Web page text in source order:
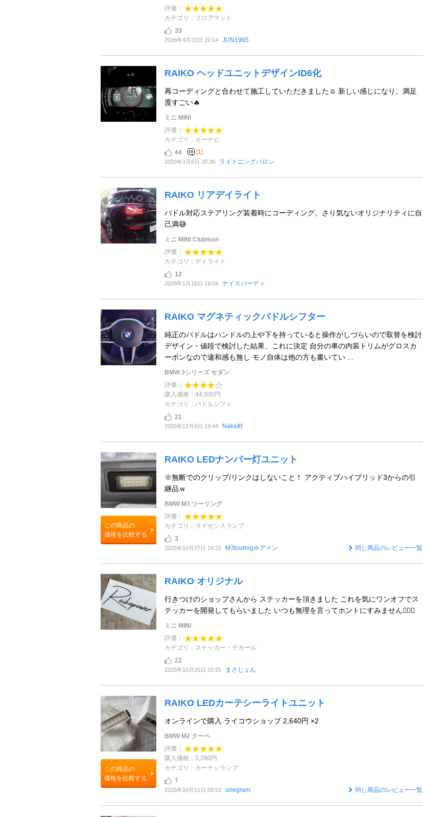
評価：
カテゴリ：フロアマット
33
2026年4月22日 20:14 JUN1965
RAIKO ヘッドユニットデザインID6化
再コーディングと合わせて施工していただきました☺️ 新しい感じになり、満足
度すごい🔥
ミニ MINI
評価：
カテゴリ：カーナビ
44
[1]
2026年3月6日 20:38 ライトニングバロン
RAIKO リアデイライト
パドル対応ステアリング装着時にコーディング。さり気ないオリジナリティに自
己満😅
ミニ MINI Clubman
評価：
カテゴリ：デイライト
12
2026年1月16日 19:04 ナイスバーディ
RAIKO マグネティックパドルシフター
純正のパドルはハンドルの上や下を持っていると操作がしづらいので取替を検討
デザイン・値段で検討した結果、これに決定 自分の車の内装トリムがグロスカ
ーボンなので違和感も無し モノ自体は他の方も書いてい ...
BMW 3シリーズ セダン
評価：
購入価格：44,000円
カテゴリ：パドルシフト
21
2025年12月6日 19:44 Naka村
この商品の
価格を比較する
RAIKO LEDナンバー灯ユニット
※無断でのクリップ/リンクはしないこと！ アクティブハイブリッド3からの引
継品ｗ
BMW M3 ツーリング
評価：
カテゴリ：ライセンスランプ
3
2025年10月27日 14:33 M3touring＠アイン 同じ商品のレビュー一覧
RAIKO オリジナル
行きつけのショップさんから ステッカーを頂きました これを気にワンオフでス
テッカーを開発してもらいました いつも無理を言ってホントにすみません🙇🏻‍♂️
ミニ MINI
評価：
カテゴリ：ステッカー・デカール
22
2025年10月25日 10:25 まさじょん
この商品の
価格を比較する
RAIKO LEDカーテシーライトユニット
オンラインで購入 ライコウショップ 2,640円 ×2
BMW M2 クーペ
評価：
購入価格：5,280円
カテゴリ：カーテシランプ
7
2025年10月11日 09:53 onegram 同じ商品のレビュー一覧